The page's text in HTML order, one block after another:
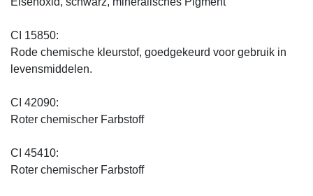
CI 15850:
Rode chemische kleurstof, goedgekeurd voor gebruik in
levensmiddelen.
CI 42090:
Roter chemischer Farbstoff
CI 45410:
Roter chemischer Farbstoff